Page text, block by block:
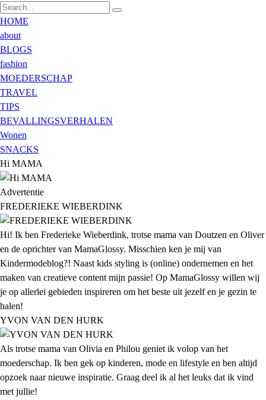
HOME
about
BLOGS
fashion
MOEDERSCHAP
TRAVEL
TIPS
BEVALLINGSVERHALEN
Wonen
SNACKS
Hi MAMA
Advertentie
FREDERIEKE WIEBERDINK
Hi! Ik ben Frederieke Wieberdink, trotse mama van Doutzen en Oliver
en de oprichter van MamaGlossy. Misschien ken je mij van
Kindermodeblog?! Naast kids styling is (online) ondernemen en het
maken van creatieve content mijn passie! Op MamaGlossy willen wij
je op allerlei gebieden inspireren om het beste uit jezelf en je gezin te
halen!
YVON VAN DEN HURK
Als trotse mama van Olivia en Philou geniet ik volop van het
moederschap. Ik ben gek op kinderen, mode en lifestyle en ben altijd
opzoek naar nieuwe inspiratie. Graag deel ik al het leuks dat ik vind
met jullie!